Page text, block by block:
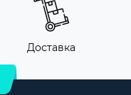
Доставка